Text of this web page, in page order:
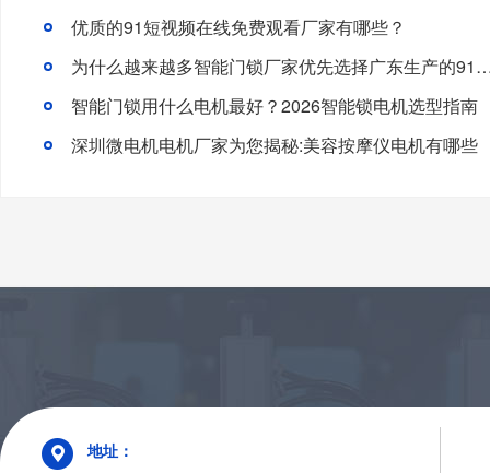
优质的91短视频在线免费观看厂家有哪些？
为什么越来越多智能门锁厂家优先选择广
智能门锁用什么电机最好？2026智能锁电机选型指南
深圳微电机电机厂家为您揭秘:美容按摩仪电机有哪些
地址：